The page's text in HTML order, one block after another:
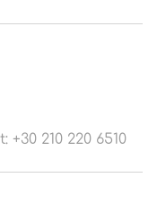
210 220 6510